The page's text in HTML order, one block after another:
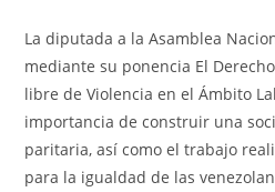
La diputada a la Asamblea
mediante su ponencia El
libre de Violencia en el Ámbito
importancia de construir una
paritaria, así como el trabajo
para la igualdad de las